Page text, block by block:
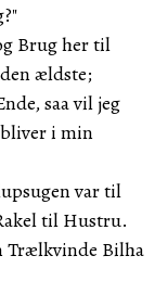
Brug her til
ældste;
saa vil jeg
bliver i min
var til
til Hustru.
Trælkvinde Bilha